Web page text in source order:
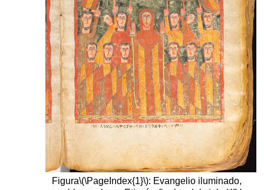
Figura\(\PageIndex{1}\): Evangelio iluminado,